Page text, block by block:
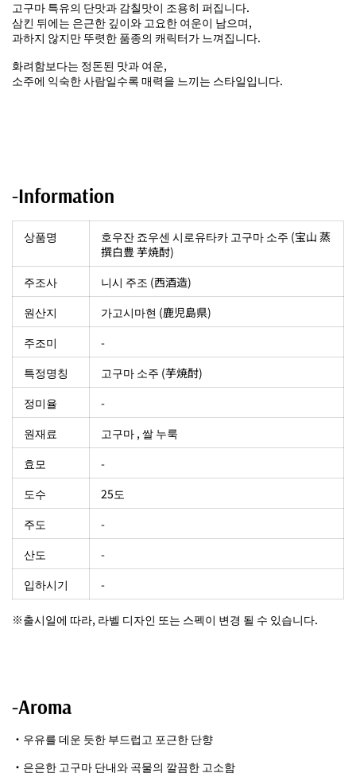
고구마 특유의 단맛과 감칠맛이 조용히 퍼집니다.
삼킨 뒤에는 은근한 깊이와 고요한 여운이 남으며,
과하지 않지만 뚜렷한 품종의 캐릭터가 느껴집니다.
화려함보다는 정돈된 맛과 여운,
소주에 익숙한 사람일수록 매력을 느끼는 스타일입니다.
-Information
상품명
호우잔 죠우센 시로유타카 고구마 소주 (宝山 蒸
撰白豊 芋焼酎)
주조사
니시 주조 (西酒造)
원산지
가고시마현 (鹿児島県)
주조미
-
특정명칭
고구마 소주 (芋焼酎)
정미율
-
원재료
고구마 , 쌀 누룩
효모
-
도수
25도
주도
-
산도
-
입하시기
-
※출시일에 따라, 라벨 디자인 또는 스펙이 변경 될 수 있습니다.
-Aroma
・우유를 데운 듯한 부드럽고 포근한 단향
・은은한 고구마 단내와 곡물의 깔끔한 고소함